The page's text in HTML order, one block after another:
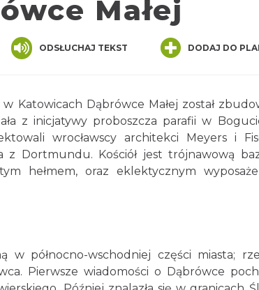
Małej
ODSŁUCHAJ TEKST DODAJ DO
Katowicach Dąbrówce Małej został
z inicjatywy proboszcza parafii w
wrocławscy architekci Meyers i
Dortmundu. Kościół jest trójnawową
hełmem, oraz eklektycznym
w północno-wschodniej części miasta;
Pierwsze wiadomości o Dąbrówce